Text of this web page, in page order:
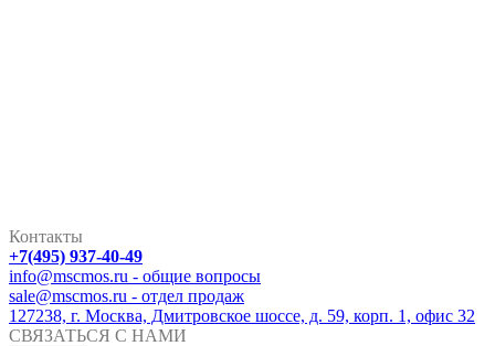
Контакты
+7(495) 937-40-49
info@mscmos.ru - общие вопросы
sale@mscmos.ru - отдел продаж
127238, г. Москва, Дмитровское шоссе, д. 59, корп. 1, офис 32
СВЯЗАТЬСЯ С НАМИ